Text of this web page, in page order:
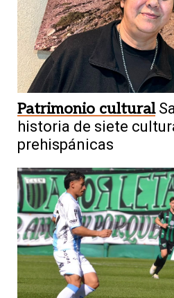
Patrimonio cultural
historia de siete
prehispánicas